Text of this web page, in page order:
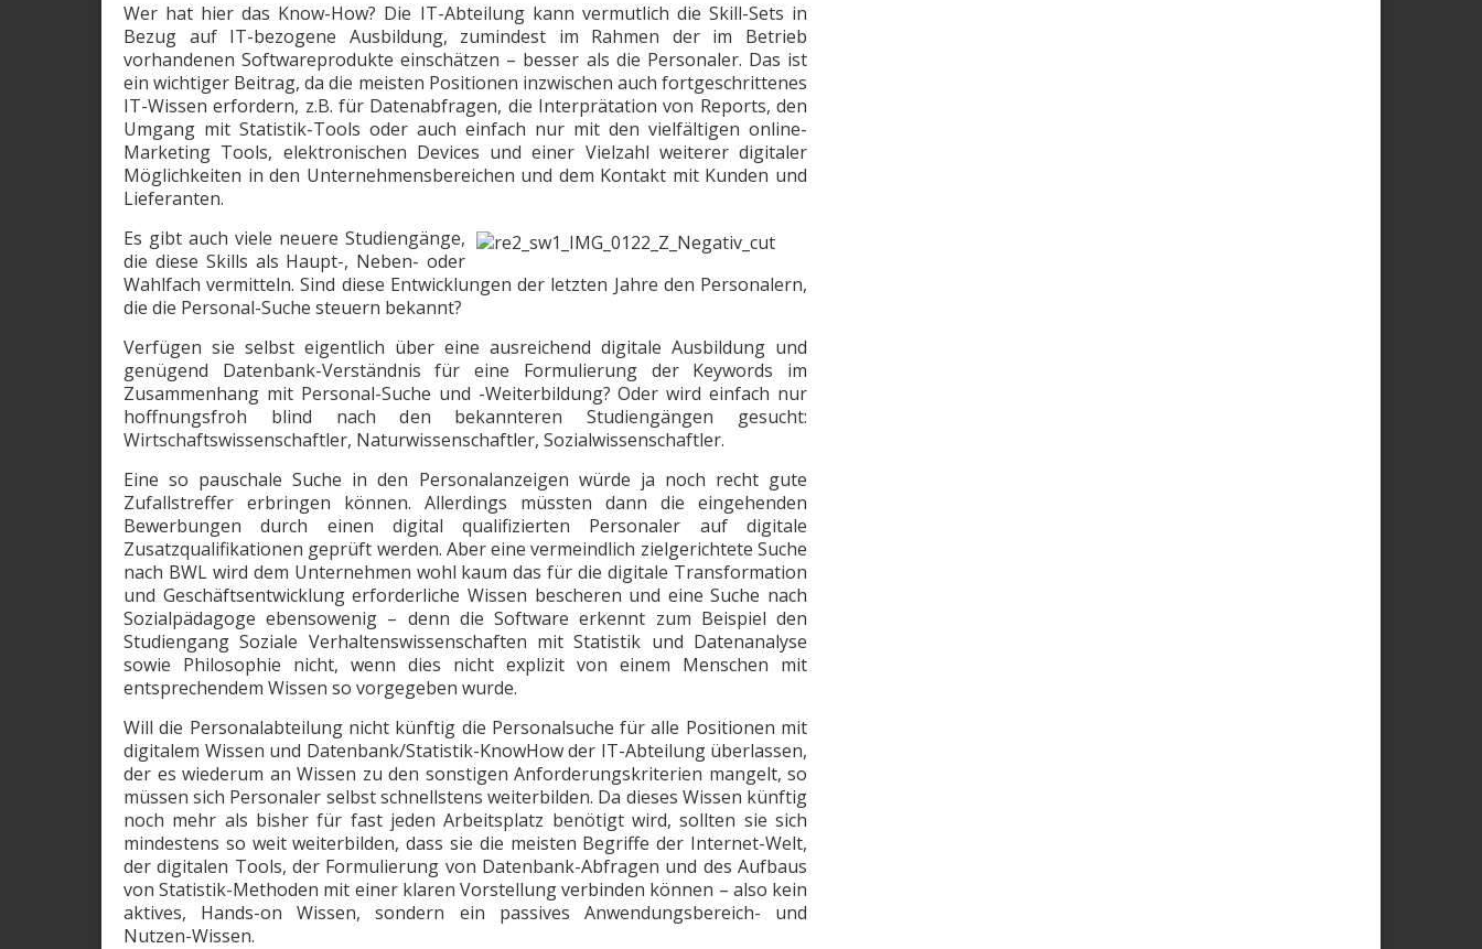
Wer hat hier das Know-How? Die IT-Abteilung kann vermutlich die Skill-Sets in
Bezug auf IT-bezogene Ausbildung, zumindest im Rahmen der im Betrieb
vorhandenen ­Softwareprodukte einschätzen – besser als die Personaler. Das ist
ein wichtiger Beitrag, da die meisten Positionen inzwischen auch fortgeschrittenes
IT-Wissen erfordern, z.B. für Datenabfragen, die Interprätation von Reports, den
Umgang mit Statistik-Tools oder auch einfach nur mit den vielfältigen online-
Marketing Tools, elektronischen Devices und einer Vielzahl weiterer digitaler
Möglichkeiten in den Unternehmensbereichen und dem Kontakt mit Kunden und
Lieferanten.
Es gibt auch viele neuere Studiengänge,
die diese Skills als Haupt-, Neben- oder
Wahlfach vermitteln. Sind diese Entwicklungen der letzten Jahre den Personalern,
die die Personal-Suche steuern bekannt?
Verfügen sie selbst eigentlich über eine ausreichend digitale Ausbildung und
genügend Datenbank-Verständnis für eine Formulierung der Keywords im
Zusammenhang mit Personal-Suche und ­-Weiterbildung? Oder wird einfach nur
hoffnungsfroh blind nach den bekannteren Studiengängen ­gesucht:
Wirtschaftswissenschaftler, ­Naturwissenschaftler, Sozialwissenschaftler.
Eine so pauschale Suche in den Personalanzeigen würde ja noch recht gute
Zufallstreffer erbringen können. Allerdings müssten dann die eingehenden
Bewerbungen durch einen digital qualifizierten Personaler auf digitale
Zusatzqualifikationen geprüft werden. Aber eine vermeindlich zielgerichtete Suche
nach BWL wird dem Unternehmen wohl kaum das für die digitale Transformation
und Geschäftsentwicklung erforderliche Wissen bescheren und eine Suche nach
Sozialpädagoge ebensowenig – denn die Software erkennt zum Beispiel den
Studiengang Soziale Verhaltenswissenschaften mit Statistik und Datenanalyse
sowie Philosophie nicht, wenn dies nicht explizit von einem Menschen mit
entsprechendem Wissen so vorgegeben wurde.
Will die Personalabteilung nicht künftig die Personalsuche für alle Positionen mit
digitalem Wissen und Datenbank/Statistik-KnowHow der IT-Abteilung überlassen,
der es wiederum an Wissen zu den sonstigen Anforderungskriterien mangelt, so
müssen sich Personaler selbst schnellstens weiterbilden. Da dieses Wissen künftig
noch mehr als bisher für fast jeden Arbeitsplatz benötigt wird, sollten sie sich
mindestens so weit weiterbilden, dass sie die meisten Begriffe der Internet-Welt,
der digitalen Tools, der Formulierung von Datenbank-Abfragen und des Aufbaus
von Statistik-Methoden mit einer klaren Vorstellung verbinden können – also kein
aktives, Hands-on Wissen, sondern ein passives Anwendungsbereich- und
Nutzen-Wissen.